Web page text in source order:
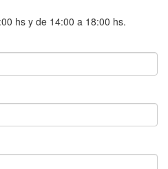
hs y de 14:00 a 18:00 hs.